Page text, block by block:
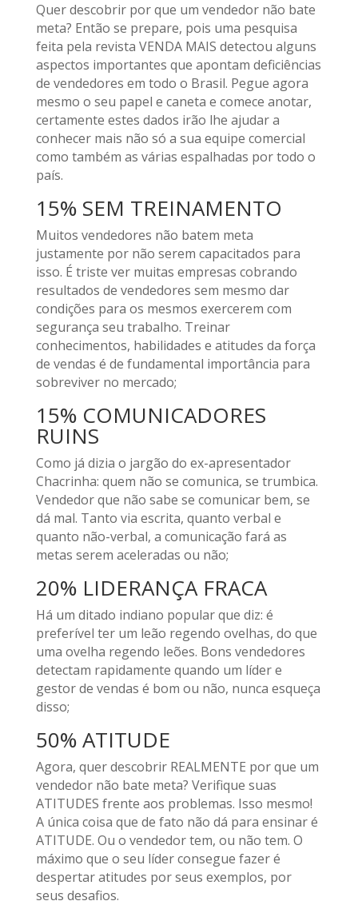
Quer descobrir por que um vendedor não bate
meta? Então se prepare, pois uma pesquisa
feita pela revista VENDA MAIS detectou alguns
aspectos importantes que apontam deficiências
de vendedores em todo o Brasil. Pegue agora
mesmo o seu papel e caneta e comece anotar,
certamente estes dados irão lhe ajudar a
conhecer mais não só a sua equipe comercial
como também as várias espalhadas por todo o
país.
15% SEM TREINAMENTO
Muitos vendedores não batem meta
justamente por não serem capacitados para
isso. É triste ver muitas empresas cobrando
resultados de vendedores sem mesmo dar
condições para os mesmos exercerem com
segurança seu trabalho. Treinar
conhecimentos, habilidades e atitudes da força
de vendas é de fundamental importância para
sobreviver no mercado;
15% COMUNICADORES
RUINS
Como já dizia o jargão do ex-apresentador
Chacrinha: quem não se comunica, se trumbica.
Vendedor que não sabe se comunicar bem, se
dá mal. Tanto via escrita, quanto verbal e
quanto não-verbal, a comunicação fará as
metas serem aceleradas ou não;
20% LIDERANÇA FRACA
Há um ditado indiano popular que diz: é
preferível ter um leão regendo ovelhas, do que
uma ovelha regendo leões. Bons vendedores
detectam rapidamente quando um líder e
gestor de vendas é bom ou não, nunca esqueça
disso;
50% ATITUDE
Agora, quer descobrir REALMENTE por que um
vendedor não bate meta? Verifique suas
ATITUDES frente aos problemas. Isso mesmo!
A única coisa que de fato não dá para ensinar é
ATITUDE. Ou o vendedor tem, ou não tem. O
máximo que o seu líder consegue fazer é
despertar atitudes por seus exemplos, por
seus desafios.